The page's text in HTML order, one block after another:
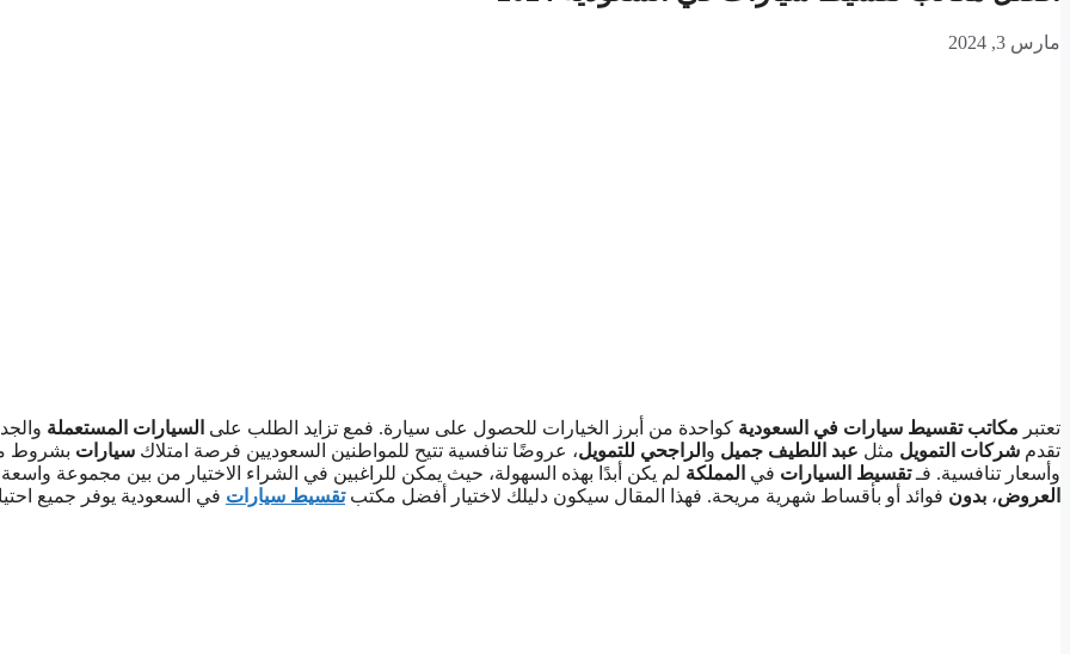
مارس 3, 2024
تعتبر مكاتب تقسيط سيارات في السعودية كواحدة من أبرز الخيارات للحصول على سيارة. فمع تزايد الطلب على السيارات المستعملة
تقدم شركات التمويل مثل عبد اللطيف جميل و الراجحي للتمويل، عروضًا تنافسية تتيح للمواطنين السعوديين فرصة امتلاك سيارات بشروط
وأسعار تنافسية. فـتقسيط السيارات في المملكة لم يكن أبدًا بهذه السهولة، حيث يمكن للراغبين في الشراء الاختيار من بين مجموعة
العروض، بدون فوائد أو بأقساط شهرية مريحة. فهذا المقال سيكون دليلك لاختيار أفضل مكتبتقسيط سيارات في السعودية يوفر جميع